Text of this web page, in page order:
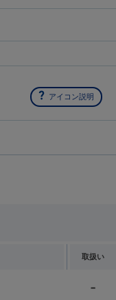
アイコン説明
取扱い